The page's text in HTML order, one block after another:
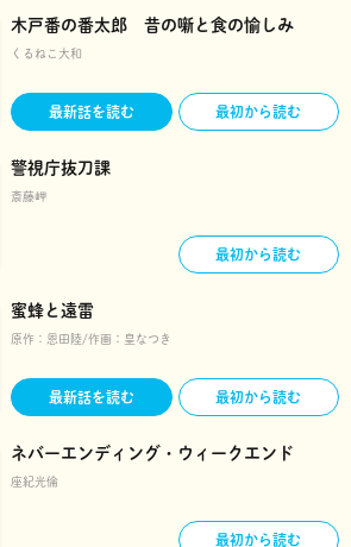
木戸番の番太郎 昔の噺と食の愉しみ
くるねこ大和
最新話を読む 最初から読む
警視庁抜刀課
斎藤岬
最初から読む
蜜蜂と遠雷
原作： 恩田陸 作画： 皇なつき
最新話を読む 最初から読む
ネバーエンディング・ウィークエンド
座紀光倫
最初から読む